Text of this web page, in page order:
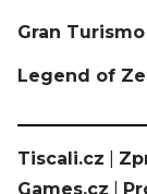
Gran Turismo
Legend of
Tiscali.cz
Games.cz